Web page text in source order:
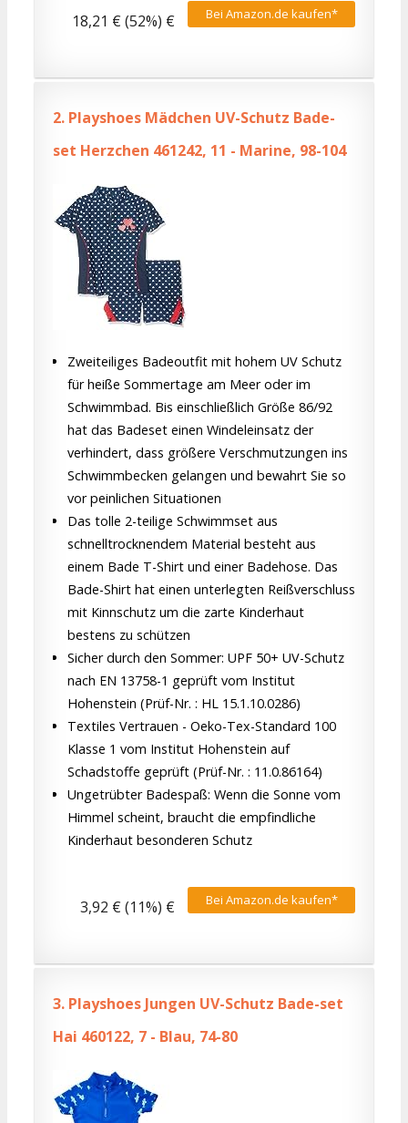
Bei Amazon.de kaufen*
18,21 € (52%) €
2. Playshoes Mädchen UV-Schutz Bade-
set Herzchen 461242, 11 - Marine, 98-104
Zweiteiliges Badeoutfit mit hohem UV Schutz
für heiße Sommertage am Meer oder im
Schwimmbad. Bis einschließlich Größe 86/92
hat das Badeset einen Windeleinsatz der
verhindert, dass größere Verschmutzungen ins
Schwimmbecken gelangen und bewahrt Sie so
vor peinlichen Situationen
Das tolle 2-teilige Schwimmset aus
schnelltrocknendem Material besteht aus
einem Bade T-Shirt und einer Badehose. Das
Bade-Shirt hat einen unterlegten Reißverschluss
mit Kinnschutz um die zarte Kinderhaut
bestens zu schützen
Sicher durch den Sommer: UPF 50+ UV-Schutz
nach EN 13758-1 geprüft vom Institut
Hohenstein (Prüf-Nr. : HL 15.1.10.0286)
Textiles Vertrauen - Oeko-Tex-Standard 100
Klasse 1 vom Institut Hohenstein auf
Schadstoffe geprüft (Prüf-Nr. : 11.0.86164)
Ungetrübter Badespaß: Wenn die Sonne vom
Himmel scheint, braucht die empfindliche
Kinderhaut besonderen Schutz
Bei Amazon.de kaufen*
3,92 € (11%) €
3. Playshoes Jungen UV-Schutz Bade-set
Hai 460122, 7 - Blau, 74-80